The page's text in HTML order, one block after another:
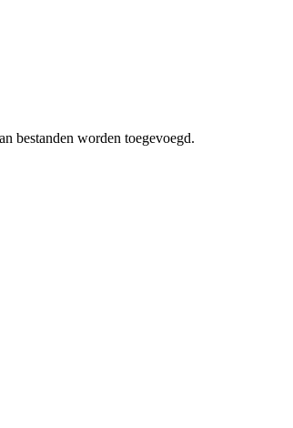
bestanden worden toegevoegd.